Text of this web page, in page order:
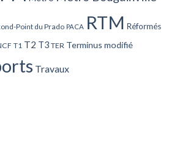
Point du Prado PACA RTM Réformés
T1 T2 T3 TER Terminus modifié
Travaux